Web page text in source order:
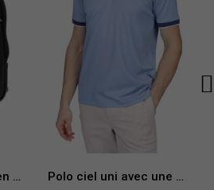
Sacoche noire unie en simili cuir avec logos blancs et zips chromés Polo ciel uni avec une coupe droite et un col à revers à manches courtes